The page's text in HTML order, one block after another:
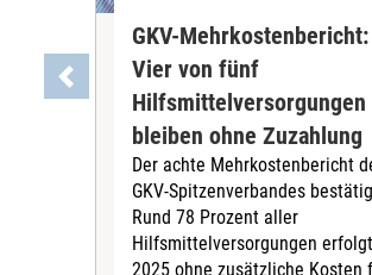
GKV-Mehrkostenbericht:
Vier von fünf
Hilfsmittelversorgungen
bleiben ohne Zuzahlung
Der achte Mehrkostenbericht
GKV-Spitzenverbandes
Rund 78 Prozent aller
Hilfsmittelversorgungen
2025 ohne zusätzliche Kosten